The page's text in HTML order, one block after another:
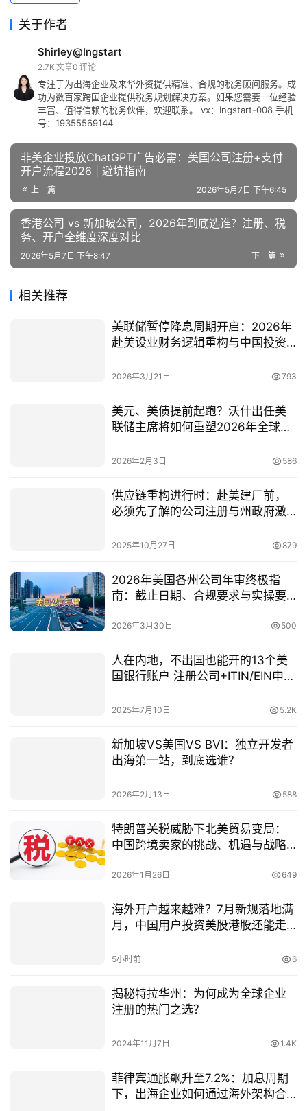
关于作者
Shirley@Ingstart
2.7K 文章0 评论
专注于为出海企业及来华外资提供精准、合规的税务顾问服务。成
功为数百家跨国企业提供税务规划解决方案。如果您需要一位经验
丰富、值得信赖的税务伙伴，欢迎联系。 vx：Ingstart-008 手机
号：19355569144
非美企业投放ChatGPT广告必需：美国公司注册+支付
开户流程2026 | 避坑指南
上一篇 2026年5月7日 下午6:45
香港公司 vs 新加坡公司，2026年到底选谁？注册、税
务、开户全维度深度对比
下一篇
2026年5月7日 下午8:47
相关推荐
美联储暂停降息周期开启：2026年
赴美设业财务逻辑重构与中国投资
2026年3月21日 793
美元、美债提前起跑？沃什出任美
联储主席将如何重塑2026年全球市
2026年2月3日 586
供应链重构进行时：赴美建厂前，
必须先了解的公司注册与州政府激
2025年10月27日 879
2026年美国各州公司年审终极指
南：截止日期、合规要求与实操要
2026年3月30日 500
人在内地，不出国也能开的13个美
国银行账户 注册公司+ITIN/EIN申请
2025年7月10日 5.2K
新加坡VS美国VS BVI：独立开发者
出海第一站，到底选谁？
2026年2月13日 588
特朗普关税威胁下北美贸易变局：
中国跨境卖家的挑战、机遇与战略
2026年1月26日 649
海外开户越来越难？7月新规落地满
月，中国用户投资美股港股还能走
5小时前 6
揭秘特拉华州：为何成为全球企业
注册的热门之选？
2024年11月7日 1.4K
菲律宾通胀飙升至7.2%：加息周期
下，出海企业如何通过海外架构合